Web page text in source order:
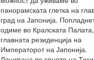
панорамската глетка на
град на Јапонија.
одиме во Кралската Палата,
главната резиденција на
Императорот на Јапонија.